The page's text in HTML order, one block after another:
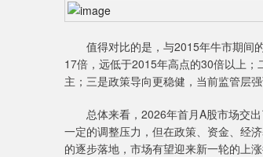
值得对比的是，与2015年牛市期间的
17倍，远低于2015年高点的30倍以上
主；三是政策导向更稳健，当前监管层
总体来看，2026年首月A股市场交出
一定的调整压力，但在政策、资金、经
的逐步落地，市场有望迎来新一轮的上